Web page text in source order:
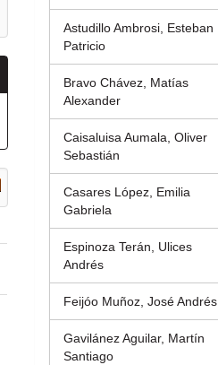
Astudillo Ambrosi, Esteban
Patricio
Bravo Chávez, Matías
Alexander
Caisaluisa Aumala, Oliver
Sebastián
Casares López, Emilia
Gabriela
Espinoza Terán, Ulices
Andrés
Feijóo Muñoz, José Andrés
Gavilánez Aguilar, Martín
Santiago